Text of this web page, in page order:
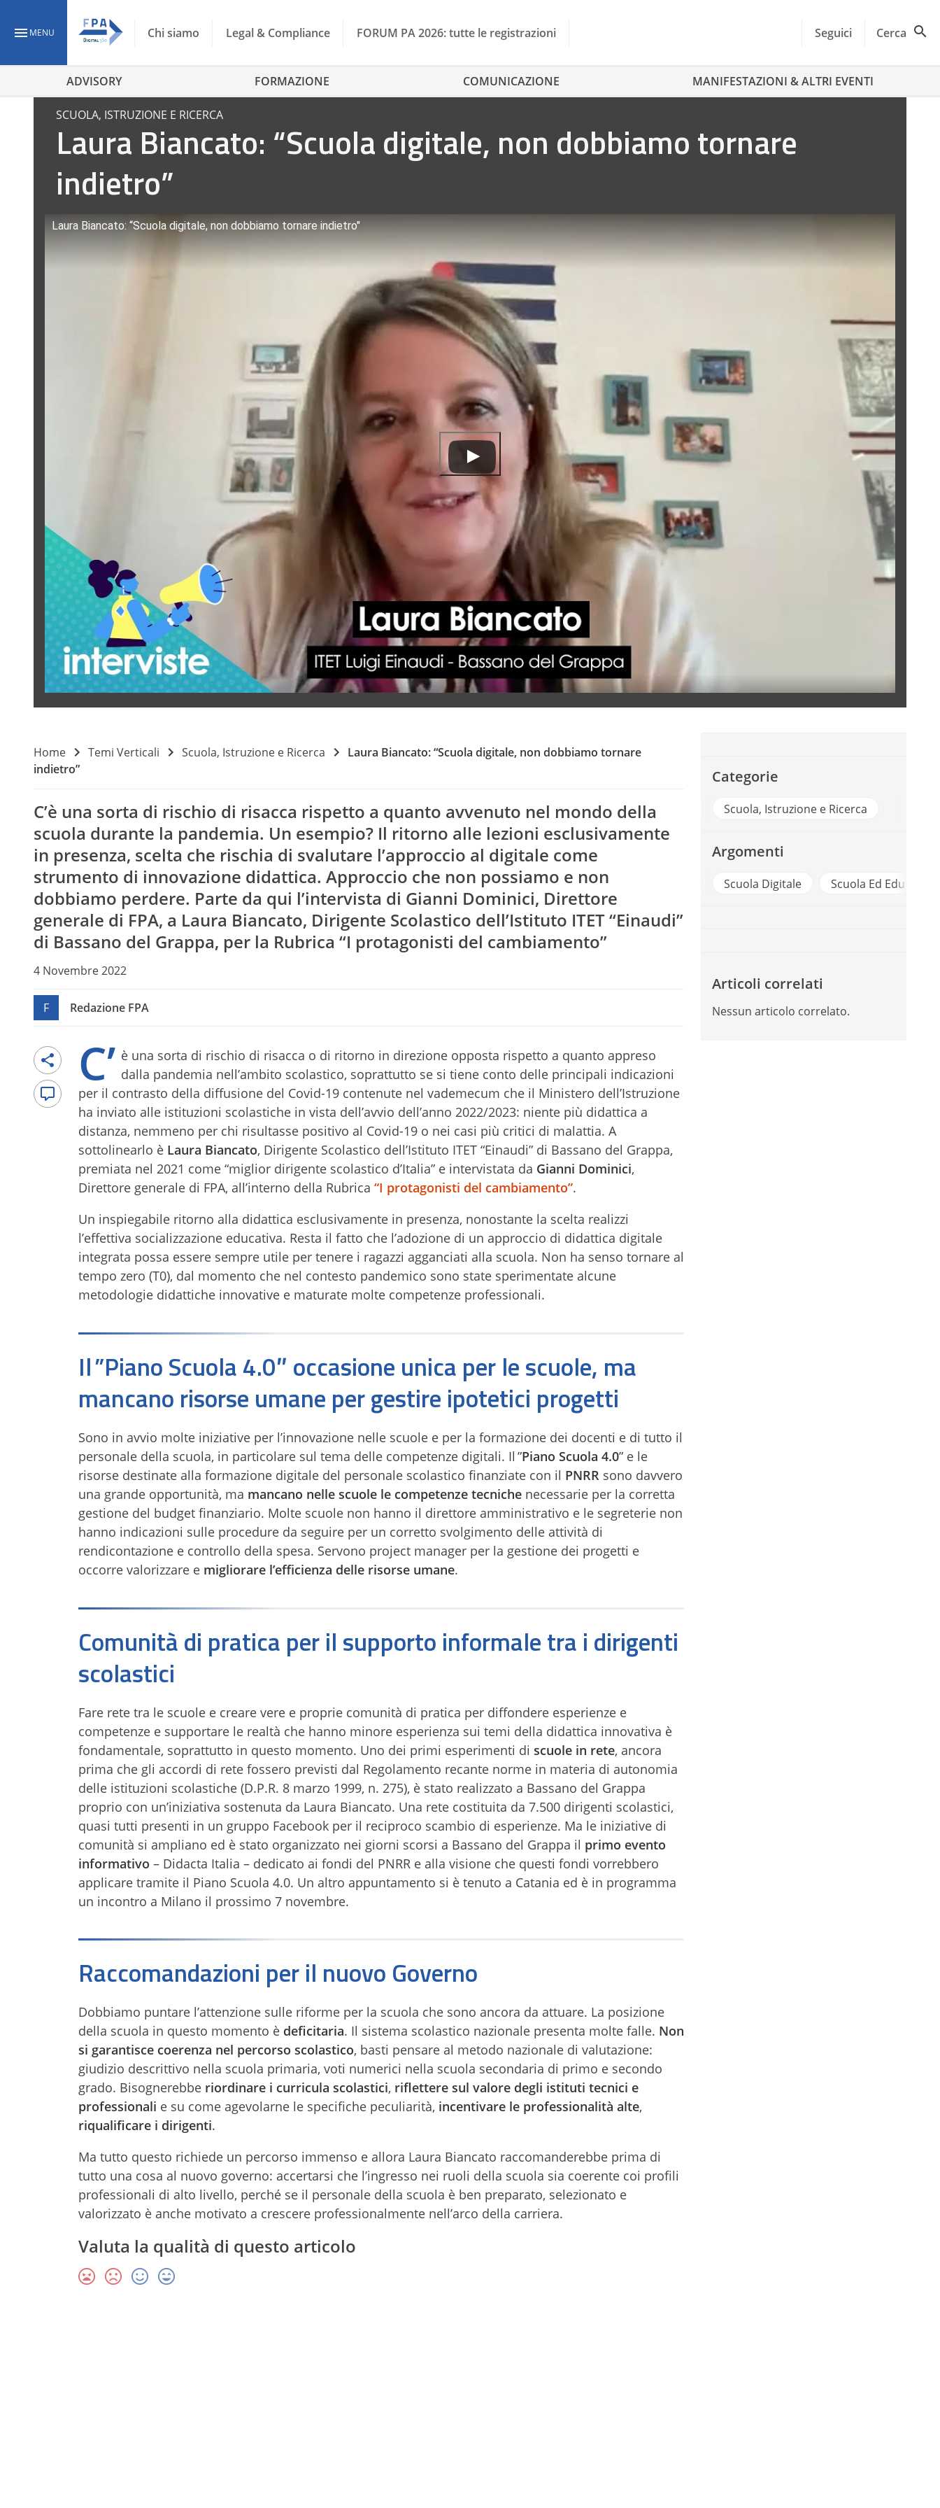
MENU Chi siamo Legal & Compliance FORUM PA 2026: tutte le registrazioni Seguici Cerca
ADVISORY FORMAZIONE COMUNICAZIONE MANIFESTAZIONI & ALTRI EVENTI
SCUOLA, ISTRUZIONE E RICERCA
Laura Biancato: “Scuola digitale, non dobbiamo tornare
indietro”
Laura Biancato: “Scuola digitale, non dobbiamo tornare indietro"
Home Temi Verticali Scuola, Istruzione e Ricerca
Laura Biancato: “Scuola digitale, non dobbiamo tornare
indietro”
C’è una sorta di rischio di risacca rispetto a quanto avvenuto nel mondo della
scuola durante la pandemia. Un esempio? Il ritorno alle lezioni esclusivamente
in presenza, scelta che rischia di svalutare l’approccio al digitale come
strumento di innovazione didattica. Approccio che non possiamo e non
dobbiamo perdere. Parte da qui l’intervista di Gianni Dominici, Direttore
generale di FPA, a Laura Biancato, Dirigente Scolastico dell’Istituto ITET “Einaudi”
di Bassano del Grappa, per la Rubrica “I protagonisti del cambiamento”
4 Novembre 2022
F Redazione FPA
C’ è una sorta di rischio di risacca o di ritorno in direzione opposta rispetto a quanto appreso
dalla pandemia nell’ambito scolastico, soprattutto se si tiene conto delle principali indicazioni
per il contrasto della diffusione del Covid-19 contenute nel vademecum che il Ministero dell’Istruzione
ha inviato alle istituzioni scolastiche in vista dell’avvio dell’anno 2022/2023: niente più didattica a
distanza, nemmeno per chi risultasse positivo al Covid-19 o nei casi più critici di malattia. A
sottolinearlo è Laura Biancato, Dirigente Scolastico dell’Istituto ITET “Einaudi” di Bassano del Grappa,
premiata nel 2021 come “miglior dirigente scolastico d’Italia” e intervistata da Gianni Dominici,
Direttore generale di FPA, all’interno della Rubrica “I protagonisti del cambiamento”.
Un inspiegabile ritorno alla didattica esclusivamente in presenza, nonostante la scelta realizzi
l’effettiva socializzazione educativa. Resta il fatto che l’adozione di un approccio di didattica digitale
integrata possa essere sempre utile per tenere i ragazzi agganciati alla scuola. Non ha senso tornare al
tempo zero (T0), dal momento che nel contesto pandemico sono state sperimentate alcune
metodologie didattiche innovative e maturate molte competenze professionali.
Il ”Piano Scuola 4.0″ occasione unica per le scuole, ma
mancano risorse umane per gestire ipotetici progetti
Sono in avvio molte iniziative per l’innovazione nelle scuole e per la formazione dei docenti e di tutto il
personale della scuola, in particolare sul tema delle competenze digitali. Il ”Piano Scuola 4.0” e le
risorse destinate alla formazione digitale del personale scolastico finanziate con il PNRR sono davvero
una grande opportunità, ma mancano nelle scuole le competenze tecniche necessarie per la corretta
gestione del budget finanziario. Molte scuole non hanno il direttore amministrativo e le segreterie non
hanno indicazioni sulle procedure da seguire per un corretto svolgimento delle attività di
rendicontazione e controllo della spesa. Servono project manager per la gestione dei progetti e
occorre valorizzare e migliorare l’efficienza delle risorse umane.
Comunità di pratica per il supporto informale tra i dirigenti
scolastici
Fare rete tra le scuole e creare vere e proprie comunità di pratica per diffondere esperienze e
competenze e supportare le realtà che hanno minore esperienza sui temi della didattica innovativa è
fondamentale, soprattutto in questo momento. Uno dei primi esperimenti di scuole in rete, ancora
prima che gli accordi di rete fossero previsti dal Regolamento recante norme in materia di autonomia
delle istituzioni scolastiche (D.P.R. 8 marzo 1999, n. 275), è stato realizzato a Bassano del Grappa
proprio con un’iniziativa sostenuta da Laura Biancato. Una rete costituita da 7.500 dirigenti scolastici,
quasi tutti presenti in un gruppo Facebook per il reciproco scambio di esperienze. Ma le iniziative di
comunità si ampliano ed è stato organizzato nei giorni scorsi a Bassano del Grappa il primo evento
informativo – Didacta Italia – dedicato ai fondi del PNRR e alla visione che questi fondi vorrebbero
applicare tramite il Piano Scuola 4.0. Un altro appuntamento si è tenuto a Catania ed è in programma
un incontro a Milano il prossimo 7 novembre.
Raccomandazioni per il nuovo Governo
Dobbiamo puntare l’attenzione sulle riforme per la scuola che sono ancora da attuare. La posizione
della scuola in questo momento è deficitaria. Il sistema scolastico nazionale presenta molte falle. Non
si garantisce coerenza nel percorso scolastico, basti pensare al metodo nazionale di valutazione:
giudizio descrittivo nella scuola primaria, voti numerici nella scuola secondaria di primo e secondo
grado. Bisognerebbe riordinare i curricula scolastici, riflettere sul valore degli istituti tecnici e
professionali e su come agevolarne le specifiche peculiarità, incentivare le professionalità alte,
riqualificare i dirigenti.
Ma tutto questo richiede un percorso immenso e allora Laura Biancato raccomanderebbe prima di
tutto una cosa al nuovo governo: accertarsi che l’ingresso nei ruoli della scuola sia coerente coi profili
professionali di alto livello, perché se il personale della scuola è ben preparato, selezionato e
valorizzato è anche motivato a crescere professionalmente nell’arco della carriera.
Valuta la qualità di questo articolo
Categorie
Scuola, Istruzione e Ricerca
Argomenti
Scuola Digitale Scuola Ed
Articoli correlati
Nessun articolo correlato.